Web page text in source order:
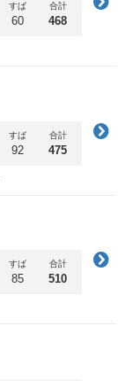
すば
60
合計
468
すば
92
合計
475
すば
85
合計
510